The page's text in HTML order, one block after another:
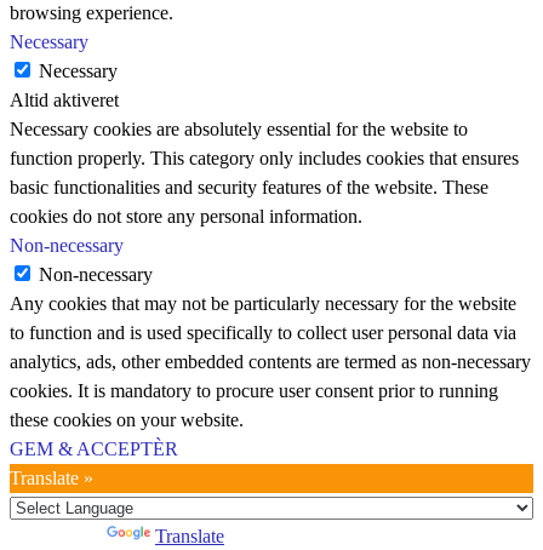
browsing experience.
Necessary
Necessary
Altid aktiveret
Necessary cookies are absolutely essential for the website to
function properly. This category only includes cookies that ensures
basic functionalities and security features of the website. These
cookies do not store any personal information.
Non-necessary
Non-necessary
Any cookies that may not be particularly necessary for the website
to function and is used specifically to collect user personal data via
analytics, ads, other embedded contents are termed as non-necessary
cookies. It is mandatory to procure user consent prior to running
these cookies on your website.
GEM & ACCEPTÈR
Translate »
Translate